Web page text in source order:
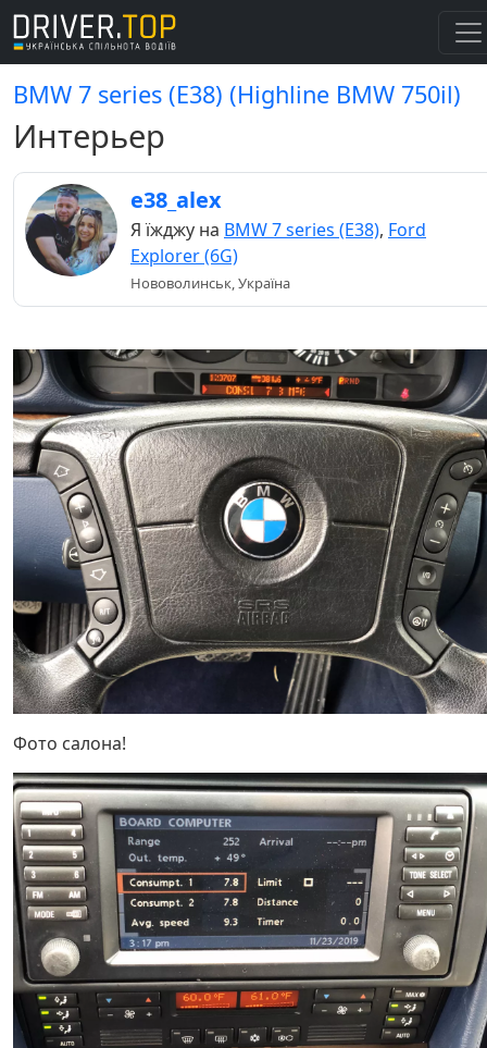
BMW 7 series (E38) (Highline BMW 750il)
Интерьер
e38_alex
Я їжджу на BMW 7 series (E38), Ford
Explorer (6G)
Нововолинськ, Україна
Фото салона!